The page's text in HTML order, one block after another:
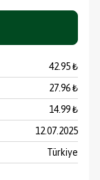
42.95 ₺
27.96 ₺
14.99 ₺
12.07.2025
Türkiye